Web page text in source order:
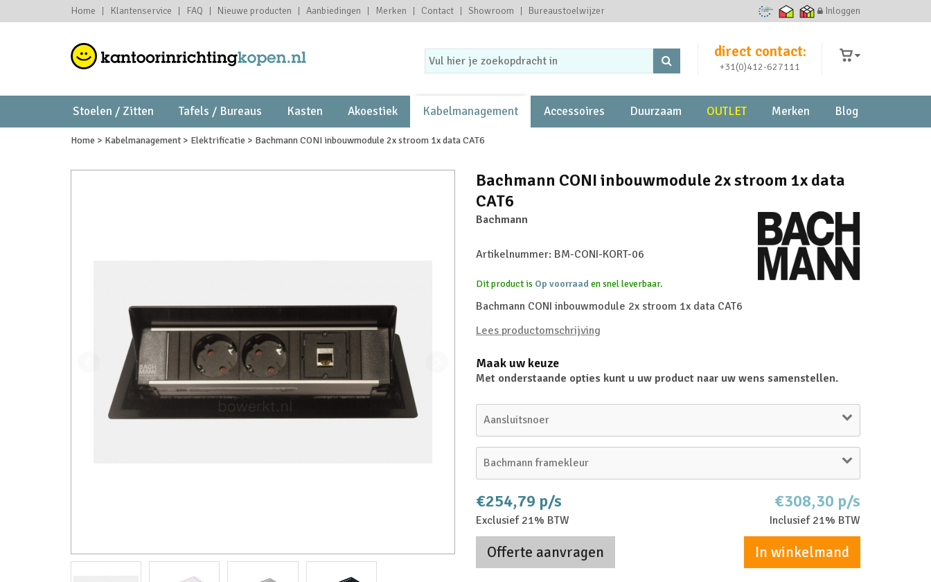
Home Klantenservice FAQ Nieuwe producten Aanbiedingen Merken Contact Showroom Bureaustoelwijzer Ecommerce Europe Trustmark
Thuiswinkel waarborg
Thuiswinkel zakelijk
Inloggen
direct contact:
+31(0)412-627111
Stoelen / Zitten Tafels / Bureaus Kasten Akoestiek Kabelmanagement Accessoires Duurzaam OUTLET Merken Blog
Home > Kabelmanagement > Elektrificatie > Bachmann CONI inbouwmodule 2x stroom 1x data CAT6
Bachmann CONI inbouwmodule 2x stroom 1x data
CAT6
Bachmann
Artikelnummer: BM-CONI-KORT-06
Dit product is Op voorraaden snel leverbaar.
Bachmann CONI inbouwmodule 2x stroom 1x data CAT6
Lees productomschrijving
Maak uw keuze
Met onderstaande opties kunt u uw product naar uw wens samenstellen.
Aansluitsnoer
Bachmann framekleur
€254,79 p/s
Exclusief 21% BTW
€308,30 p/s
Inclusief 21% BTW
In winkelmand
Offerte aanvragen